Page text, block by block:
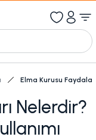
Elma Kurusu
Nelerdir?